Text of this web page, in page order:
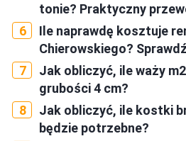
tonie? Praktyczny
Ile naprawdę kosztuje
Chierowskiego?
Jak obliczyć, ile waży
grubości 4 cm?
Jak obliczyć, ile kostki
będzie potrzebne?